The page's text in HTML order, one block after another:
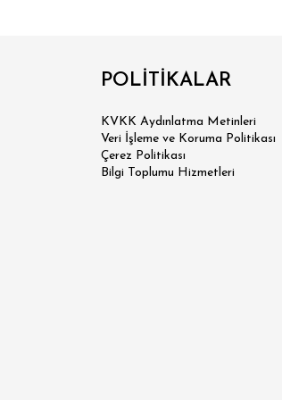
POLİTİKALAR
KVKK Aydınlatma Metinleri
Veri İşleme ve Koruma Politikası
Çerez Politikası
Bilgi Toplumu Hizmetleri